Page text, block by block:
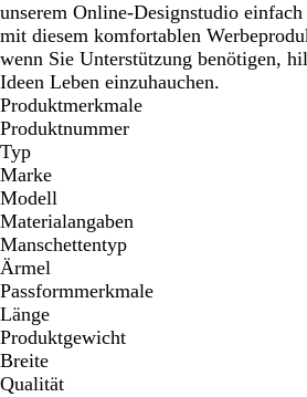
unserem Online-Designstudio
mit diesem komfortablen
wenn Sie Unterstützung benötigen,
Ideen Leben einzuhauchen.
Produktmerkmale
Produktnummer
Typ
Marke
Modell
Materialangaben
Manschettentyp
Ärmel
Passformmerkmale
Länge
Produktgewicht
Breite
Qualität